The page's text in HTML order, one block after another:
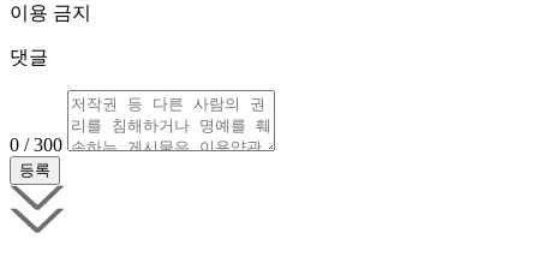
이용 금지
댓글
0 / 300